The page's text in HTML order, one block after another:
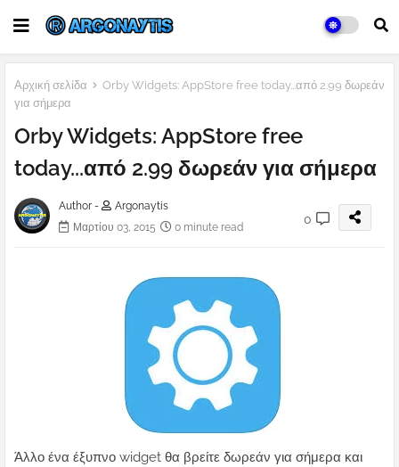
Αρχική σελίδα
Orby Widgets: AppStore free today...από 2.99 δωρεάν
για σήμερα
Orby Widgets: AppStore free
today...από 2.99 δωρεάν για σήμερα
Author -
Argonaytis
Μαρτίου 03, 2015
0 minute read
0
Άλλο ένα έξυπνο widget θα βρείτε δωρεάν για σήμερα και